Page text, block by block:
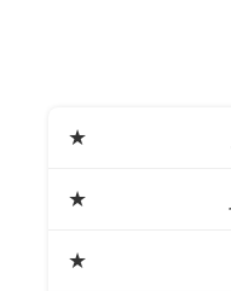
★
★
★